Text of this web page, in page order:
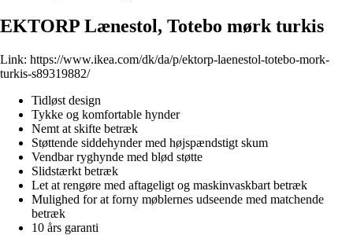
EKTORP Lænestol, Totebo mørk turkis
Link: https://www.ikea.com/dk/da/p/ektorp-laenestol-totebo-mork-
turkis-s89319882/
Tidløst design
Tykke og komfortable hynder
Nemt at skifte betræk
Støttende siddehynder med højspændstigt skum
Vendbar ryghynde med blød støtte
Slidstærkt betræk
Let at rengøre med aftageligt og maskinvaskbart betræk
Mulighed for at forny møblernes udseende med matchende
betræk
10 års garanti